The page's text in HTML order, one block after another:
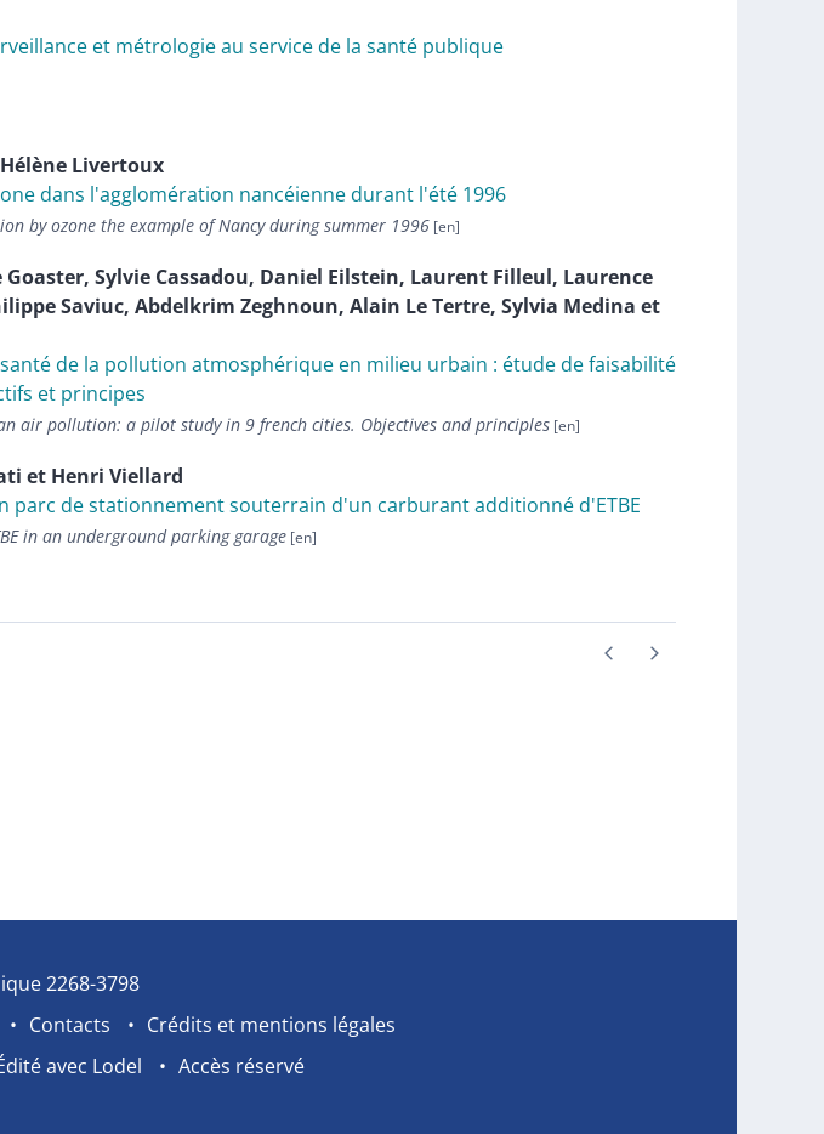
et métrologie au service de la santé publique
Livertoux
dans l'agglomération nancéienne durant l'été 1996
by ozone the example of Nancy during summer 1996
Goaster, Sylvie Cassadou, Daniel Eilstein, Laurent Filleul, Laurence
Saviuc, Abdelkrim Zeghnoun, Alain Le Tertre, Sylvia Medina et
de la pollution atmosphérique en milieu urbain : étude de faisabilité
et principes
air pollution: a pilot study in 9 french cities. Objectives and principles
et Henri Viellard
parc de stationnement souterrain d'un carburant additionné d'ETBE
in an underground parking garage
2268-3798
Contacts
Crédits et mentions légales
avec Lodel Accès réservé